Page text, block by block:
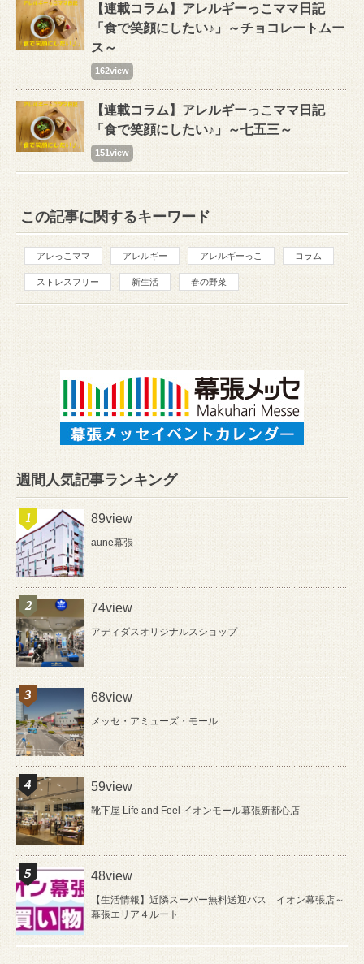
【連載コラム】アレルギーっこママ日記
「食で笑顔にしたい♪」～チョコレートムー
ス～
162view
【連載コラム】アレルギーっこママ日記
「食で笑顔にしたい♪」～七五三～
151view
この記事に関するキーワード
アレっこママ アレルギー アレルギーっこ コラム
ストレスフリー 新生活 春の野菜
週間人気記事ランキング
89view
aune幕張
74view
アディダスオリジナルスショップ
68view
メッセ・アミューズ・モール
59view
靴下屋 Life and Feel イオンモール幕張新都心店
48view
【生活情報】近隣スーパー無料送迎バス イオン幕張店～
幕張エリア４ルート